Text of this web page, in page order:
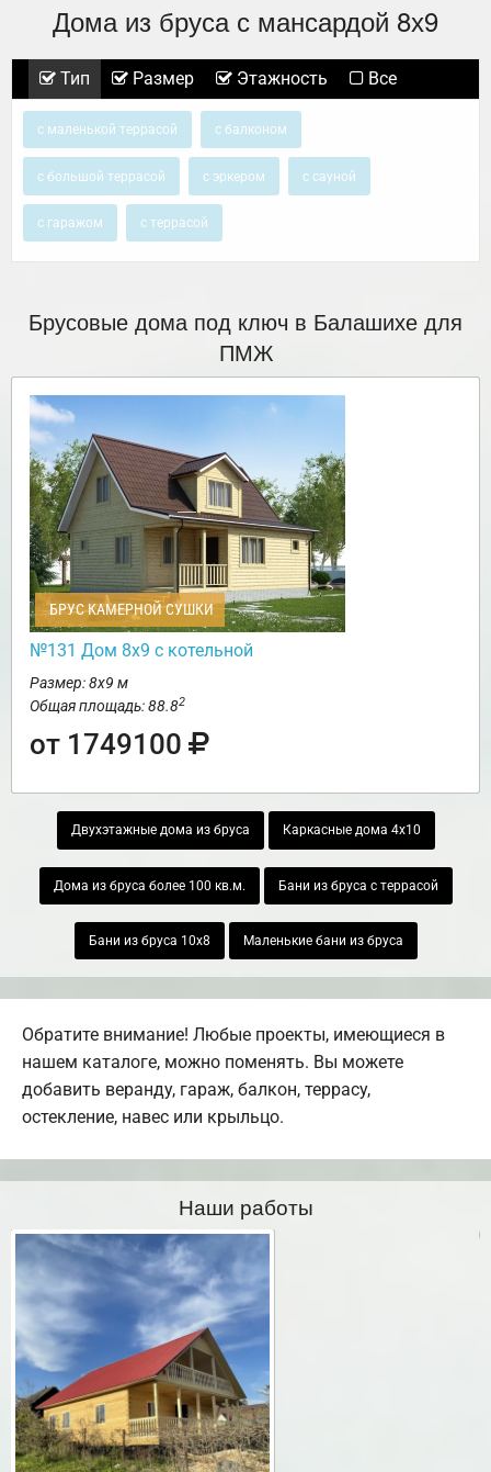
Дома из бруса с мансардой 8х9
Тип Размер Этажность Все
с маленькой террасой с балконом
с большой террасой с эркером с сауной
с гаражом с террасой
Брусовые дома под ключ в Балашихе для
ПМЖ
БРУС КАМЕРНОЙ СУШКИ
№131 Дом 8х9 с котельной
Размер: 8х9 м
Общая площадь: 88.82
от 1749100
Двухэтажные дома из бруса Каркасные дома 4х10
Дома из бруса более 100 кв.м. Бани из бруса с террасой
Бани из бруса 10х8 Маленькие бани из бруса
Обратите внимание! Любые проекты, имеющиеся в
нашем каталоге, можно поменять. Вы можете
добавить веранду, гараж, балкон, террасу,
остекление, навес или крыльцо.
Наши работы